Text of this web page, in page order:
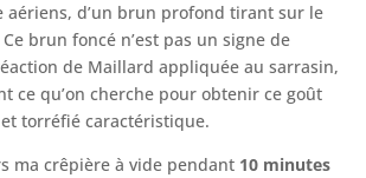
aériens, d’un brun profond tirant sur le
brun foncé n’est pas un signe de
de Maillard appliquée au sarrasin,
ce qu’on cherche pour obtenir ce goût
torréfié caractéristique.
ma crêpière à vide pendant 10 minutes